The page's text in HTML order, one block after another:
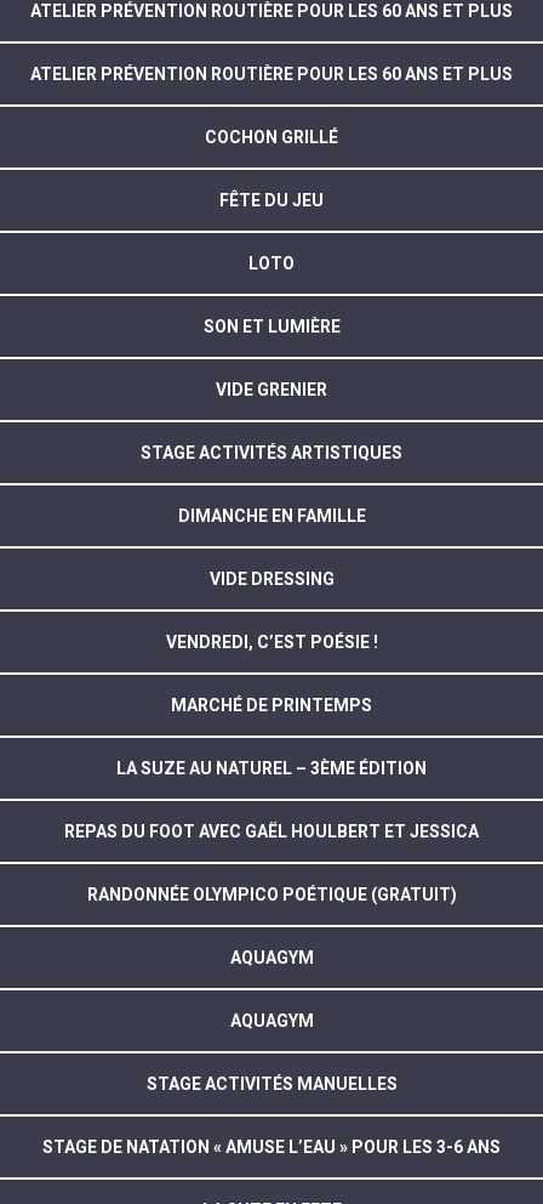
ATELIER PRÉVENTION ROUTIÈRE POUR LES 60 ANS ET PLUS
ATELIER PRÉVENTION ROUTIÈRE POUR LES 60 ANS ET PLUS
COCHON GRILLÉ
FÊTE DU JEU
LOTO
SON ET LUMIÈRE
VIDE GRENIER
STAGE ACTIVITÉS ARTISTIQUES
DIMANCHE EN FAMILLE
VIDE DRESSING
VENDREDI, C’EST POÉSIE !
MARCHÉ DE PRINTEMPS
LA SUZE AU NATUREL – 3ÈME ÉDITION
REPAS DU FOOT AVEC GAËL HOULBERT ET JESSICA
RANDONNÉE OLYMPICO POÉTIQUE (GRATUIT)
AQUAGYM
AQUAGYM
STAGE ACTIVITÉS MANUELLES
STAGE DE NATATION « AMUSE L’EAU » POUR LES 3-6 ANS